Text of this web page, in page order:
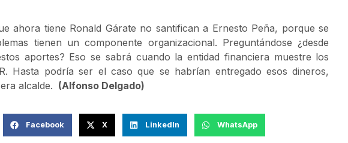
ahora tiene Ronald Gárate no santifican a Ernesto Peña, porque se
tienen un componente organizacional. Preguntándose ¿desde
aportes? Eso se sabrá cuando la entidad financiera muestre los
Hasta podría ser el caso que se habrían entregado esos dineros,
alcalde. (Alfonso Delgado)
Facebook X LinkedIn WhatsApp